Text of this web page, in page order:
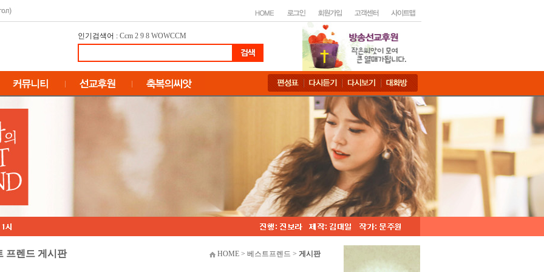
인기검색어 : Ccm 2 9 8 WOWCCM
프렌드 게시판 HOME > 베스트프렌드 > 게시판